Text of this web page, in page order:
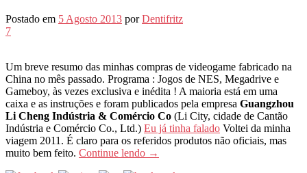
Postado em 5 Agosto 2013 porDentifritz
7
Um breve resumo das minhas compras de videogame fabricado na
China no mês passado. Programa : Jogos de NES, Megadrive e
Gameboy, às vezes exclusiva e inédita ! A maioria está em uma
caixa e as instruções e foram publicados pela empresa Guangzhou
Li Cheng Indústria & Comércio Co (Li City, cidade de Cantão
Indústria e Comércio Co., Ltd.) Eu já tinha falado Voltei da minha
viagem 2011. É claro para os referidos produtos não oficiais, mas
muito bem feito. Continue lendo →